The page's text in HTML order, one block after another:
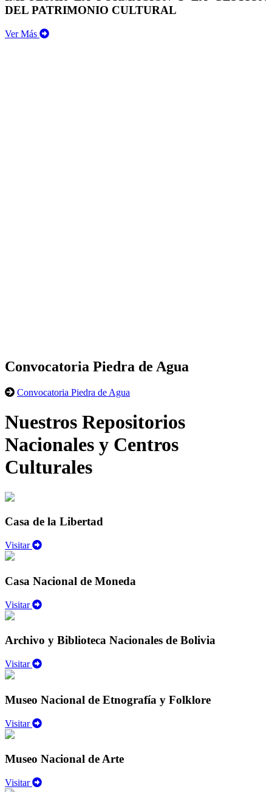
DEL PATRIMONIO CULTURAL
Ver Más
Convocatoria Piedra de Agua
Convocatoria Piedra de Agua
Nuestros Repositorios
Nacionales y Centros
Culturales
Casa de la Libertad
Visitar
Casa Nacional de Moneda
Visitar
Archivo y Biblioteca Nacionales de Bolivia
Visitar
Museo Nacional de Etnografía y Folklore
Visitar
Museo Nacional de Arte
Visitar